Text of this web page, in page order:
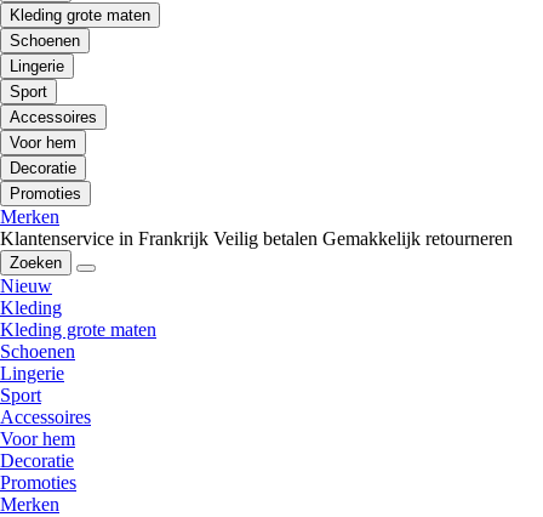
Kleding grote maten
Schoenen
Lingerie
Sport
Accessoires
Voor hem
Decoratie
Promoties
Merken
Klantenservice in Frankrijk Veilig betalen Gemakkelijk retourneren
Zoeken
Nieuw
Kleding
Kleding grote maten
Schoenen
Lingerie
Sport
Accessoires
Voor hem
Decoratie
Promoties
Merken